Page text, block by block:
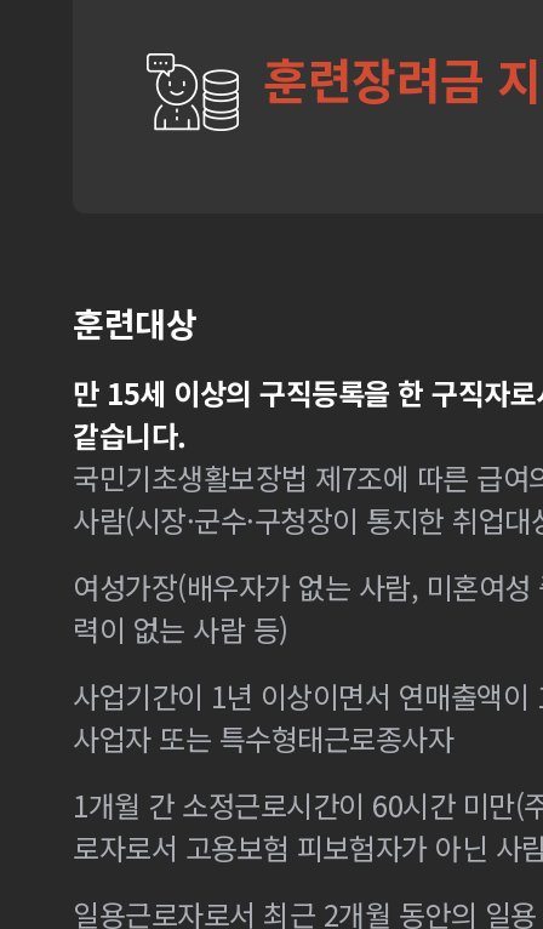
훈련장려금
훈련대상
만 15세 이상의 구직등록을 한 구직자
같습니다.
국민기초생활보장법 제7조에 따른 급
사람(시장·군수·구청장이 통지한 취업
여성가장(배우자가 없는 사람, 미혼여
력이 없는 사람 등)
사업기간이 1년 이상이면서 연매출액
사업자 또는 특수형태근로종사자
1개월 간 소정근로시간이 60시간 미만(
로자로서 고용보험 피보험자가 아닌 사
일용근로자로서 최근 2개월 동안의 일